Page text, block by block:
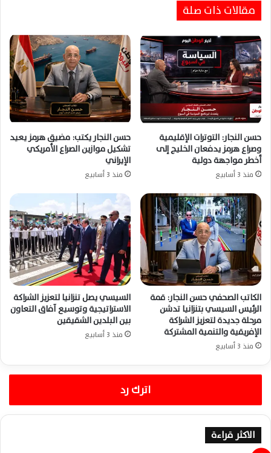
مقالات ذات صلة
حسن النجار: التوترات الإقليمية
وصراع هرمز يدفعان الخليج إلى
أخطر مواجهة دولية
منذ 3 أسابيع
حسن النجار يكتب: مضيق هرمز يعيد
تشكيل موازين الصراع الأمريكي
الإيراني
منذ 3 أسابيع
الكاتب الصحفي حسن النجار: قمة
الرئيس السيسي بتنزانيا تدشن
مرحلة جديدة لتعزيز الشراكة
الإفريقية والتنمية المشتركة
منذ 3 أسابيع
السيسي يصل تنزانيا لتعزيز الشراكة
الاستراتيجية وتوسيع آفاق التعاون
بين البلدين الشقيقين
منذ 3 أسابيع
اترك رد
الاكثر قراءة